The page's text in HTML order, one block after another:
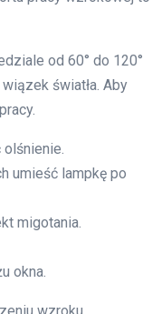
od 60° do 120°
światła. Aby
umieść lampkę po
migotania.
okna.